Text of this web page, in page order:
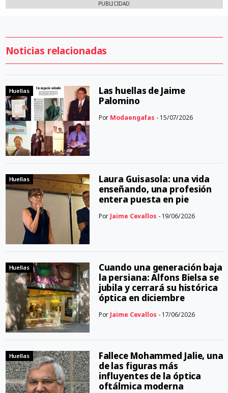
PUBLICIDAD
Noticias relacionadas
Huellas
Las huellas de Jaime
Palomino
Por Modaengafas - 15/07/2026
Huellas
Laura Guisasola: una vida
enseñando, una profesión
entera puesta en pie
Por Jaime Cevallos - 19/06/2026
Huellas
Cuando una generación baja
la persiana: Alfons Bielsa se
jubila y cerrará su histórica
óptica en diciembre
Por Jaime Cevallos - 17/06/2026
Huellas
Fallece Mohammed Jalie, una
de las figuras más
influyentes de la óptica
oftálmica moderna